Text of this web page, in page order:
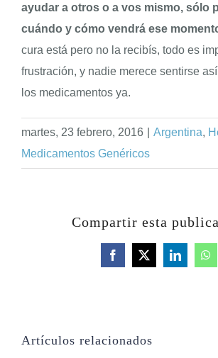
ayudar a otros o a vos mismo, sólo
cuándo y cómo vendrá ese
cura está pero no la recibís, todo es
frustración, y nadie merece sentirse
los medicamentos ya.
martes, 23 febrero, 2016 Argentina,
Medicamentos Genéricos
Compartir esta
Facebook
X LinkedIn
Artículos relacionados